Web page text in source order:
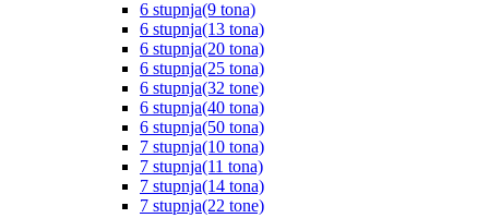
6 stupnja(9 tona)
6 stupnja(13 tona)
6 stupnja(20 tona)
6 stupnja(25 tona)
6 stupnja(32 tone)
6 stupnja(40 tona)
6 stupnja(50 tona)
7 stupnja(10 tona)
7 stupnja(11 tona)
7 stupnja(14 tona)
7 stupnja(22 tone)